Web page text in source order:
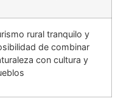
rural tranquilo y
de combinar
con cultura y